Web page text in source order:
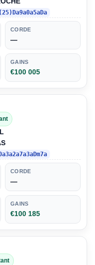
CORDE
—
GAINS
€100 005
CORDE
—
GAINS
€100 185